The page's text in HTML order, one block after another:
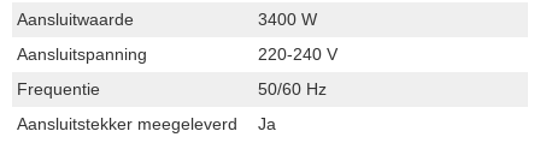
Aansluitwaarde
3400 W
Aansluitspanning
220-240 V
Frequentie
50/60 Hz
Aansluitstekker meegeleverd
Ja